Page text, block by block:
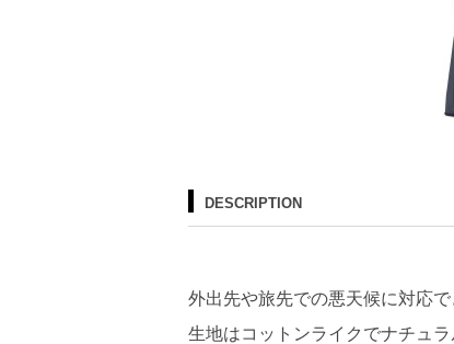
DESCRIPTION
外出先や旅先での悪天候に対応
生地はコットンライクでナチュ